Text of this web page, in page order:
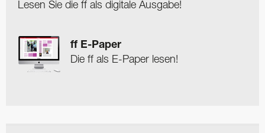
Lesen Sie die ff als digitale Ausgabe!
ff E-Paper
Die ff als E-Paper lesen!